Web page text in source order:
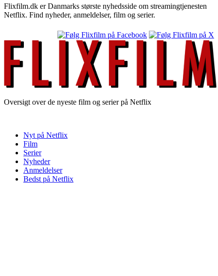
Flixfilm.dk er Danmarks største nyhedsside om streamingtjenesten
Netflix. Find nyheder, anmeldelser, film og serier.
Oversigt over de nyeste film og serier på Netflix
Nyt på Netflix
Film
Serier
Nyheder
Anmeldelser
Bedst på Netflix